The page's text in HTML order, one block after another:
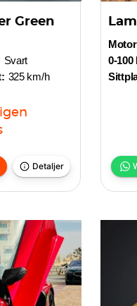
Green
Svart
325 km/h
Detaljer
0-100